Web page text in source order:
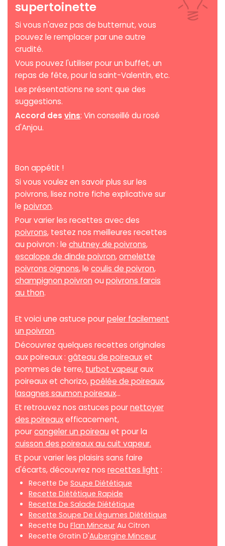
supertoinette
Si vous n'avez pas de butternut, vous
pouvez le remplacer par une autre
crudité.
Vous pouvez l'utiliser pour un buffet, un
repas de fête, pour la saint-Valentin, etc.
Les présentations ne sont que des
suggestions.
Accord des vins: Vin conseillé du rosé
d'Anjou.
Bon appétit !
Si vous voulez en savoir plus sur les
poivrons, lisez notre fiche explicative sur
le poivron.
Pour varier les recettes avec des
poivrons, testez nos meilleures recettes
au poivron : le chutney de poivrons,
escalope de dinde poivron,omelette
poivrons oignons, le coulis de poivron,
champignon poivron ou poivrons farcis
au thon.
Et voici une astuce pourpeler facilement
un poivron.
Découvrez quelques recettes originales
aux poireaux : gâteau de poireauxet
pommes de terre, turbot vapeuraux
poireaux et chorizo,poêlée de poireaux,
lasagnes saumon poireaux...
Et retrouvez nos astuces pournettoyer
des poireauxefficacement,
pourcongeler un poireau et pour la
cuisson des poireaux au cuit vapeur.
Et pour varier les plaisirs sans faire
d'écarts, découvrez nos recettes light :
Recette De Soupe Diététique
Recette Diététique Rapide
Recette De Salade Diététique
Recette Soupe De Légumes Diététique
Recette Du Flan Minceur Au Citron
Recette Gratin D'Aubergine Minceur